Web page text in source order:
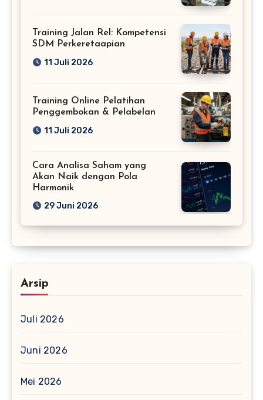
Training Jalan Rel: Kompetensi
SDM Perkeretaapian
11 Juli 2026
Training Online Pelatihan
Penggembokan & Pelabelan
11 Juli 2026
Cara Analisa Saham yang
Akan Naik dengan Pola
Harmonik
29 Juni 2026
Arsip
Juli 2026
Juni 2026
Mei 2026